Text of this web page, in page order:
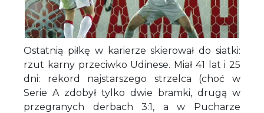
Ostatnią piłkę w karierze skierował do siatki:
rzut karny przeciwko Udinese. Miał 41 lat i 25
dni: rekord najstarszego strzelca (choć w
Serie A zdobył tylko dwie bramki, drugą w
przegranych derbach 3:1, a w Pucharze